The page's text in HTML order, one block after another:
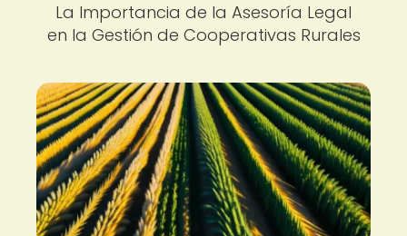
La Importancia de la Asesoría Legal
en la Gestión de Cooperativas Rurales